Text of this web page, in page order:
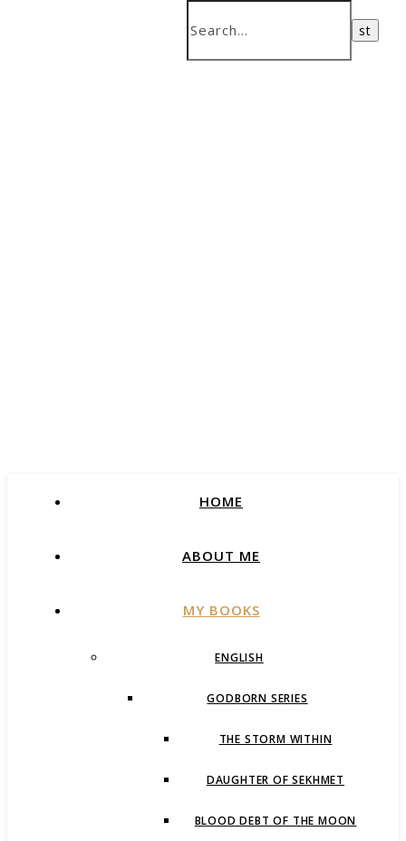
HOME
ABOUT ME
MY BOOKS
ENGLISH
GODBORN SERIES
THE STORM WITHIN
DAUGHTER OF SEKHMET
BLOOD DEBT OF THE MOON